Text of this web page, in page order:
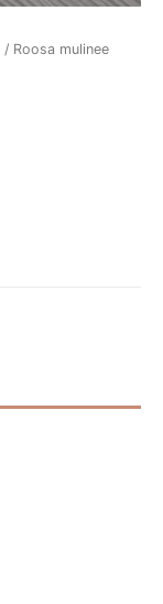
/ Roosa mulinee